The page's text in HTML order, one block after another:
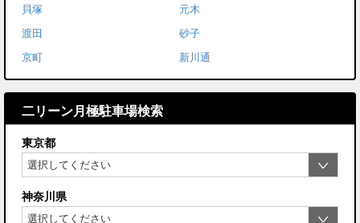
貝塚
元木
渡田
砂子
京町
新川通
二リーン月極駐車場検索
東京都
神奈川県